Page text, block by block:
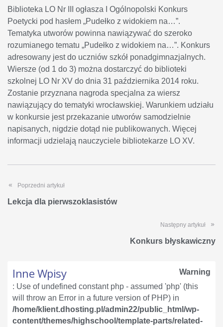
Biblioteka LO Nr III ogłasza I Ogólnopolski Konkurs
Poetycki pod hasłem „Pudełko z widokiem na…”.
Tematyka utworów powinna nawiązywać do szeroko
rozumianego tematu „Pudełko z widokiem na…”. Konkurs
adresowany jest do uczniów szkół ponadgimnazjalnych.
Wiersze (od 1 do 3) można dostarczyć do biblioteki
szkolnej LO Nr XV do dnia 31 października 2014 roku.
Zostanie przyznana nagroda specjalna za wiersz
nawiązujący do tematyki wrocławskiej. Warunkiem udziału
w konkursie jest przekazanie utworów samodzielnie
napisanych, nigdzie dotąd nie publikowanych. Więcej
informacji udzielają nauczyciele bibliotekarze LO XV.
Poprzedni artykuł
Lekcja dla pierwszoklasistów
Następny artykuł
Konkurs błyskawiczny
Inne Wpisy
Warning
: Use of undefined constant php - assumed 'php' (this
will throw an Error in a future version of PHP) in
/home/klient.dhosting.pl/admin22/public_html/wp-
content/themes/highschool/template-parts/related-